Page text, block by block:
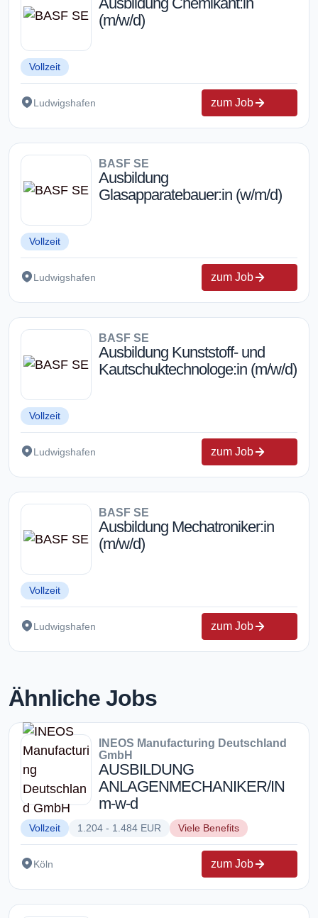
(m/w/d)
Vollzeit
Ludwigshafen zum Job
BASF SE
Ausbildung
Glasapparatebauer:in (w/m/d)
Vollzeit
Ludwigshafen zum Job
BASF SE
Ausbildung Kunststoff- und
Kautschuktechnologe:in (m/w/d)
Vollzeit
Ludwigshafen zum Job
BASF SE
Ausbildung Mechatroniker:in
(m/w/d)
Vollzeit
Ludwigshafen zum Job
Ähnliche Jobs
INEOS Manufacturing Deutschland
GmbH
AUSBILDUNG
ANLAGENMECHANIKER/IN
m-w-d
Vollzeit 1.204 - 1.484 EUR Viele Benefits
Köln zum Job